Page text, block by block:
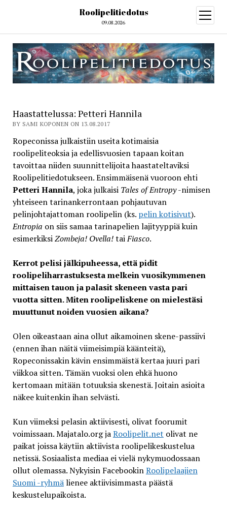
Roolipelitiedotus
09.08.2026
open
menu
Haastattelussa: Petteri Hannila
BY SAMI KOPONEN ON 13.08.2017
Ropeconissa julkaistiin useita kotimaisia
roolipeliteoksia ja edellisvuosien tapaan koitan
tavoittaa niiden suunnittelijoita haastateltaviksi
Roolipelitiedotukseen. Ensimmäisenä vuoroon ehti
Petteri Hannila, joka julkaisi Tales of Entropy-nimisen
yhteiseen tarinankerrontaan pohjautuvan
pelinjohtajattoman roolipelin (ks. pelin kotisivut).
Entropia on siis samaa tarinapelien lajityyppiä kuin
esimerkiksiZombeja! Ovella!taiFiasco.
Kerrot pelisi jälkipuheessa, että pidit
roolipeliharrastuksesta melkein vuosikymmenen
mittaisen tauon ja palasit skeneen vasta pari
vuotta sitten. Miten roolipeliskene on mielestäsi
muuttunut noiden vuosien aikana?
Olen oikeastaan aina ollut aikamoinen skene-passiivi
(ennen ihan näitä viimeisimpiä käänteitä),
Ropeconissakin kävin ensimmäistä kertaa juuri pari
viikkoa sitten. Tämän vuoksi olen ehkä huono
kertomaan mitään totuuksia skenestä. Joitain asioita
näkee kuitenkin ihan selvästi.
Kun viimeksi pelasin aktiivisesti, olivat foorumit
voimissaan. Majatalo.org jaRoolipelit.net olivat ne
paikat joissa käytiin aktiivista roolipelikeskustelua
netissä. Sosiaalista mediaa ei vielä nykymuodossaan
ollut olemassa. Nykyisin FacebookinRoolipelaajien
Suomi -ryhmälienee aktiivisimmasta päästä
keskustelupaikoista.